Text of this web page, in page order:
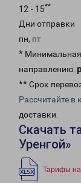
12 - 15**
Дни отправки
пн, пт
* Минимальная
направлению:
** Срок
Рассчитайте в
доставки.
Скачать
Уренгой»
Тарифы на